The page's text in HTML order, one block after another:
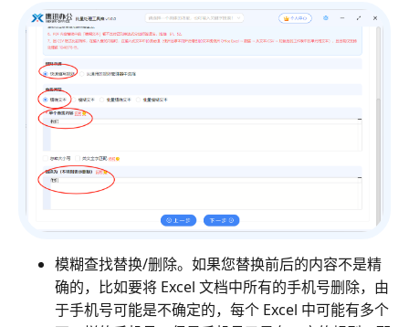
模糊查找替换/删除。如果您替换前后的内容不是精
确的，比如要将 Excel 文档中所有的手机号删除，由
于手机号可能是不确定的，每个 Excel 中可能有多个